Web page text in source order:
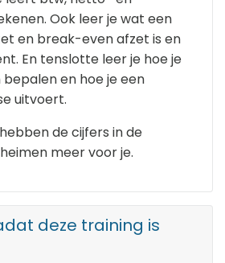
Ook leer je wat een
en break-even afzet is en
En tenslotte leer je hoe je
en hoe je een
uitvoert.
de cijfers in de
meer voor je.
deze training is